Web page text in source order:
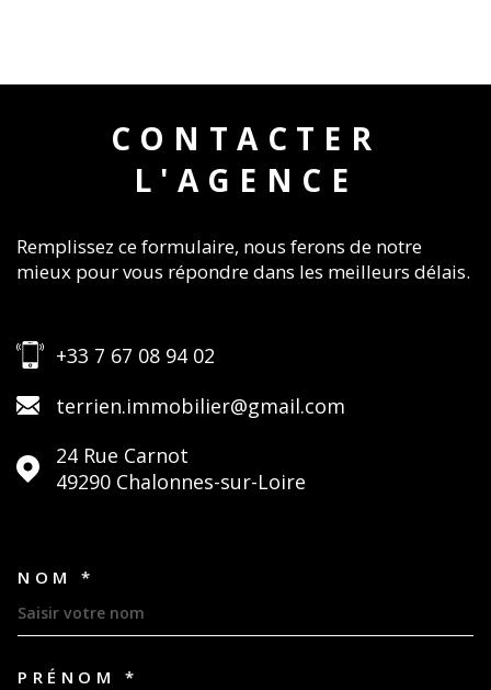
CONTACTER
L'AGENCE
Remplissez ce formulaire, nous ferons de notre
mieux pour vous répondre dans les meilleurs délais.
+33 7 67 08 94 02
terrien.immobilier@gmail.com
24 Rue Carnot
49290
Chalonnes-sur-Loire
NOM *
PRÉNOM *